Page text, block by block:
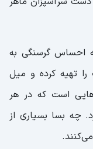
احساس گرسنگی به
تهیه کرده و میل
است که در هر
چه بسا بسیاری از